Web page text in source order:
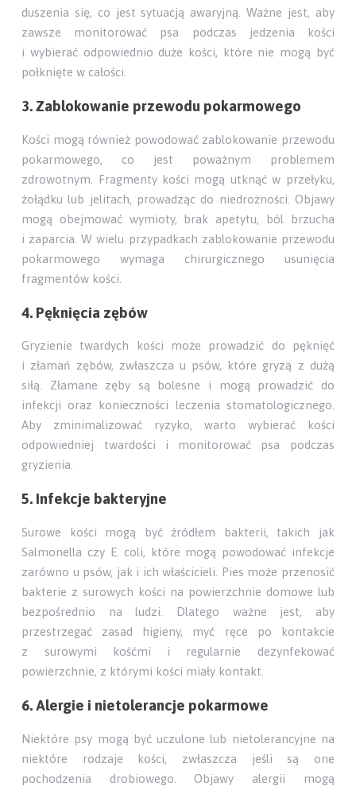
duszenia się, co jest sytuacją awaryjną. Ważne jest, aby
zawsze monitorować psa podczas jedzenia kości
i wybierać odpowiednio duże kości, które nie mogą być
połknięte w całości.
3. Zablokowanie przewodu pokarmowego
Kości mogą również powodować zablokowanie przewodu
pokarmowego, co jest poważnym problemem
zdrowotnym. Fragmenty kości mogą utknąć w przełyku,
żołądku lub jelitach, prowadząc do niedrożności. Objawy
mogą obejmować wymioty, brak apetytu, ból brzucha
i zaparcia. W wielu przypadkach zablokowanie przewodu
pokarmowego wymaga chirurgicznego usunięcia
fragmentów kości.
4. Pęknięcia zębów
Gryzienie twardych kości może prowadzić do pęknięć
i złamań zębów, zwłaszcza u psów, które gryzą z dużą
siłą. Złamane zęby są bolesne i mogą prowadzić do
infekcji oraz konieczności leczenia stomatologicznego.
Aby zminimalizować ryzyko, warto wybierać kości
odpowiedniej twardości i monitorować psa podczas
gryzienia.
5. Infekcje bakteryjne
Surowe kości mogą być źródłem bakterii, takich jak
Salmonella czy E. coli, które mogą powodować infekcje
zarówno u psów, jak i ich właścicieli. Pies może przenosić
bakterie z surowych kości na powierzchnie domowe lub
bezpośrednio na ludzi. Dlatego ważne jest, aby
przestrzegać zasad higieny, myć ręce po kontakcie
z surowymi kośćmi i regularnie dezynfekować
powierzchnie, z którymi kości miały kontakt.
6. Alergie i nietolerancje pokarmowe
Niektóre psy mogą być uczulone lub nietolerancyjne na
niektóre rodzaje kości, zwłaszcza jeśli są one
pochodzenia drobiowego. Objawy alergii mogą